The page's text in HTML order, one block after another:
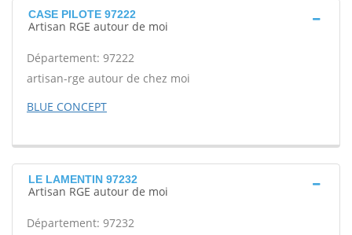
CASE PILOTE 97222
Artisan RGE autour de moi
Département: 97222
artisan-rge autour de chez moi
BLUE CONCEPT
LE LAMENTIN 97232
Artisan RGE autour de moi
Département: 97232